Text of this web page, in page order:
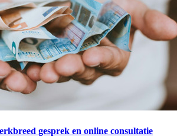
gesprek en online consultatie